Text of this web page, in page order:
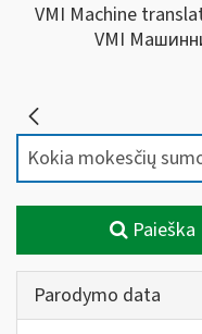
VMI Machine
VMI
Paieška
Parodymo data